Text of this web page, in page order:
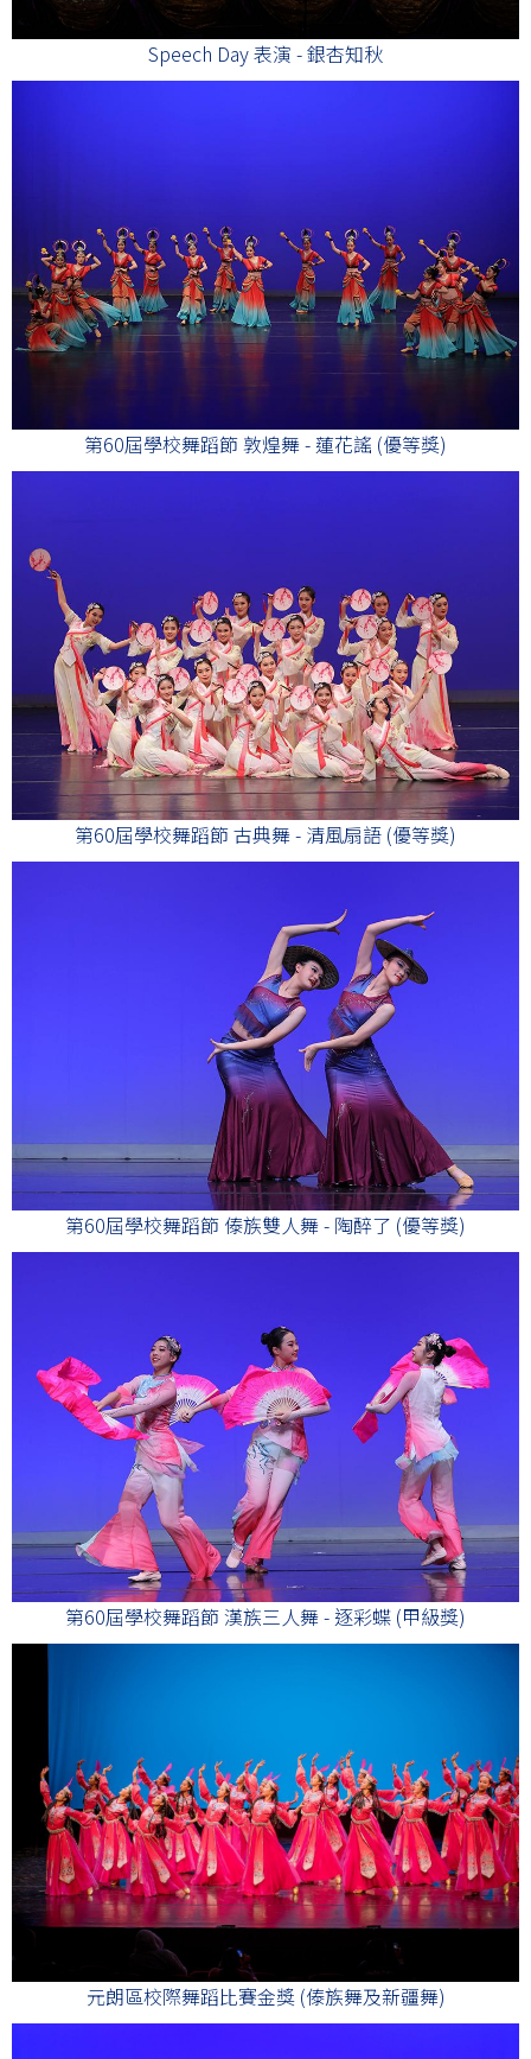
Speech Day 表演 - 銀杏知秋
第60屆學校舞蹈節 敦煌舞 - 蓮花謠 (優等獎)
第60屆學校舞蹈節 古典舞 - 清風扇語 (優等獎)
第60屆學校舞蹈節 傣族雙人舞 - 陶醉了 (優等獎)
第60屆學校舞蹈節 漢族三人舞 - 逐彩蝶 (甲級獎)
元朗區校際舞蹈比賽金獎 (傣族舞及新疆舞)